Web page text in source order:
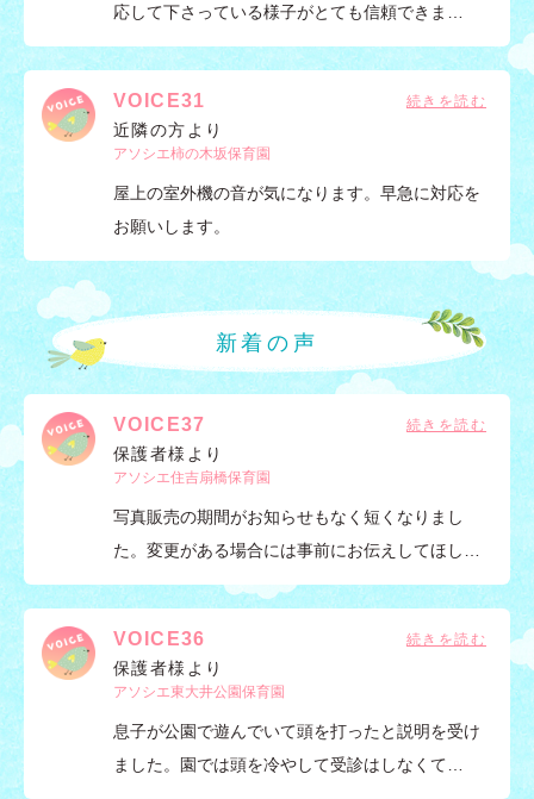
応して下さっている様子がとても信頼できま…
VOICE31
近隣の方より
アソシエ柿の木坂保育園
屋上の室外機の音が気になります。早急に対応を
お願いします。
新着の声
VOICE37
保護者様より
アソシエ住吉扇橋保育園
写真販売の期間がお知らせもなく短くなりまし
た。変更がある場合には事前にお伝えしてほし…
VOICE36
保護者様より
アソシエ東大井公園保育園
息子が公園で遊んでいて頭を打ったと説明を受け
ました。園では頭を冷やして受診はしなくて…